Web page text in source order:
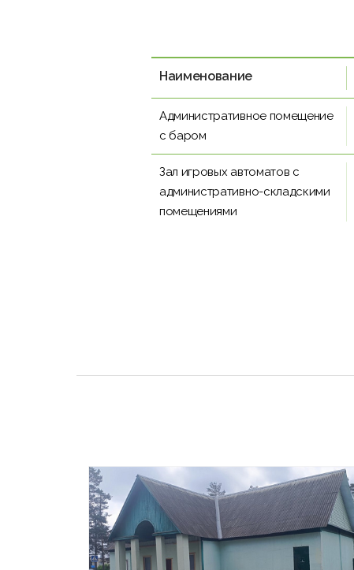
Наименование
Административное помещение
с баром
Зал игровых автоматов с
административно-складскими
помещениями